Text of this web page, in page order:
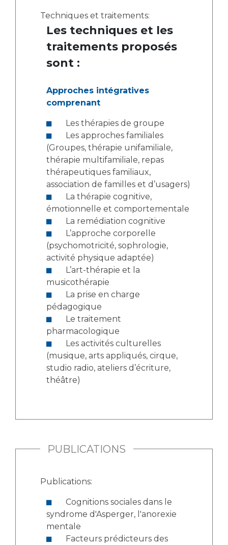
Techniques et traitements:
Les techniques et les
traitements proposés
sont :
Approches intégratives
comprenant
Les thérapies de groupe
(Groupes, thérapie unifamiliale,
thérapie multifamiliale, repas
thérapeutiques familiaux,
association de familles et d’usagers)
émotionnelle et comportementale
La remédiation cognitive
(psychomotricité, sophrologie,
activité physique adaptée)
musicothérapie
pédagogique
pharmacologique
(musique, arts appliqués, cirque,
studio radio, ateliers d’écriture,
théâtre)
PUBLICATIONS
Publications:
syndrome d'Asperger, l'anorexie
mentale